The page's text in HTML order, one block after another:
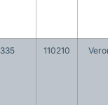
335 110210